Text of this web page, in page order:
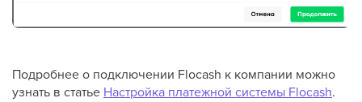
Подробнее о подключении Flocash к компании можно
узнать в статье Настройка платежной системы Flocash.